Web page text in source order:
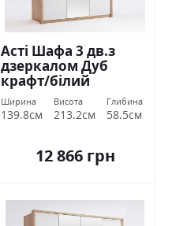
Асті Шафа 3 дв.з
дзеркалом Дуб
крафт/білий
глянець Міромарк
Ширина
139.8см
Висота
213.2см
Глибина
58.5см
12 866 грн